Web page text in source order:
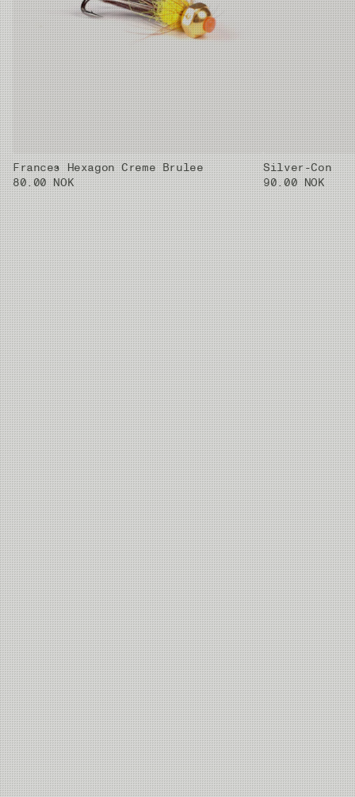
Frances Hexagon Creme Brulee
80.00 NOK
Silver-Con
90.00 NOK